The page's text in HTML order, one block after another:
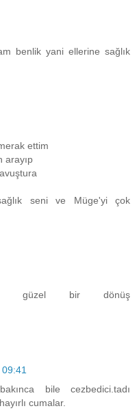
benlik yani ellerine sağlık
ettim
arayıp
seni ve Müge'yi çok
güzel bir dönüş
bile cezbedici.tadı
cumalar.